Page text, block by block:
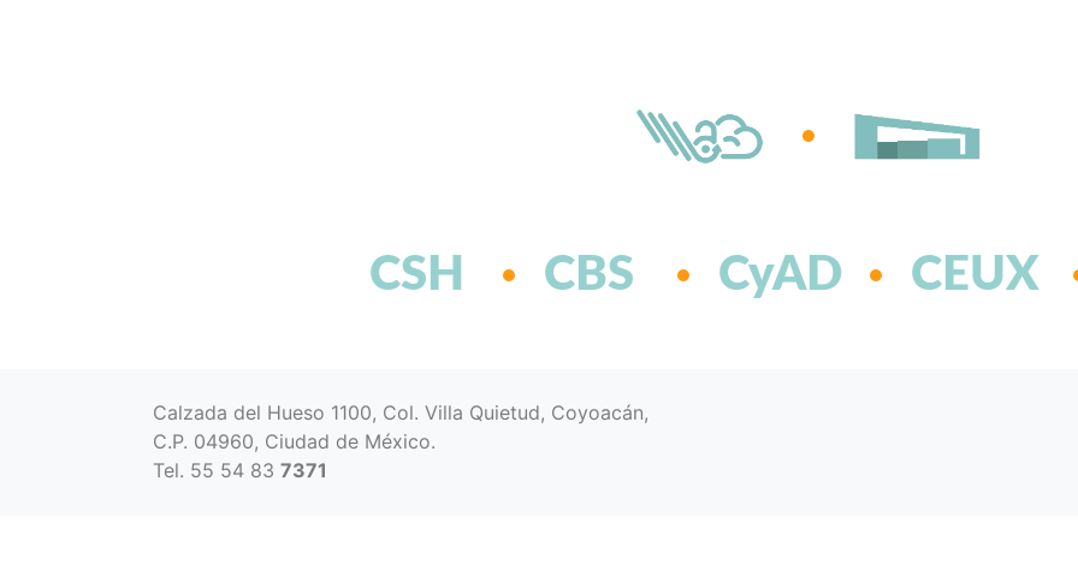
CSH CBS CyAD CEUX
Calzada del Hueso 1100, Col. Villa Quietud, Coyoacán,
C.P. 04960, Ciudad de México.
Tel. 55 54 83 7371